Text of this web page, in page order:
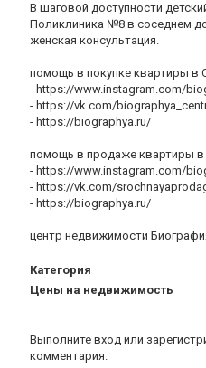
В шаговой доступности
Поликлиника №8 в соседнем
женская консультация.
помощь в покупке квартиры в
- https://www.instagram.com/
- https://vk.com/
- https://biographya.ru/
помощь в продаже квартиры в
- https://www.instagram.com/
- https://vk.com/
- https://biographya.ru/
центр недвижимости
Категория
Цены на недвижимость
Выполните вход или
комментария.